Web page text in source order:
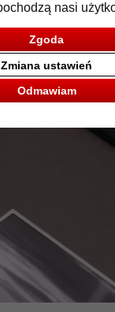
nasi
Zgoda
Odmawiam
Zmiana ustawień